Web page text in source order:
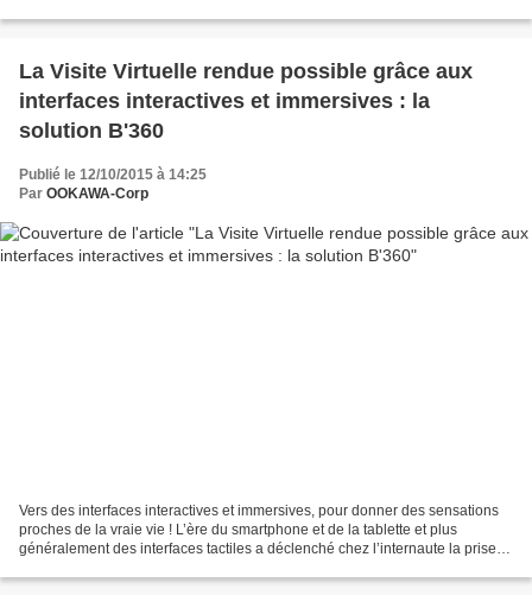
La Visite Virtuelle rendue possible grâce aux
interfaces interactives et immersives : la
solution B'360
Publié le 12/10/2015 à 14:25
Par OOKAWA-Corp
Vers des interfaces interactives et immersives, pour donner des sensations
proches de la vraie vie ! L’ère du smartphone et de la tablette et plus
généralement des interfaces tactiles a déclenché chez l’internaute la prise